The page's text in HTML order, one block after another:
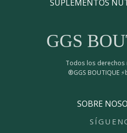
SUPLEMENTOS
GGS
Todos los derechos
®GGS BOUTIQUE
SOBRE